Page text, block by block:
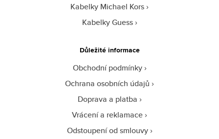
Kabelky Michael Kors
Kabelky Guess
Důležité informace
Obchodní podmínky
Ochrana osobních údajů
Doprava a platba
Vrácení a reklamace
Odstoupení od smlouvy